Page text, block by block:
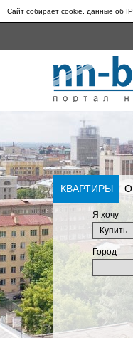
Сайт собирает cookie, данные об
КВАРТИРЫ
Я хочу
Город